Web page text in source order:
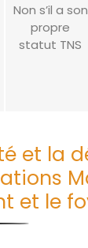
Non s’il a son
propre
statut TNS
et la
et le